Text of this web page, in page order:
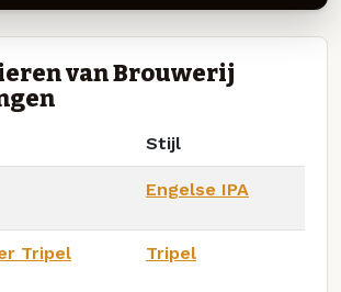
van Brouwerij
Stijl
Engelse IPA
Tripel Tripel